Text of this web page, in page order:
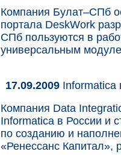
Компания Булат–СПб
портала DeskWork
СПб пользуются в
универсальным
17.09.2009 Informatica
Компания Data
Informatica в России и
по созданию и
«Ренессанс Капитал»,